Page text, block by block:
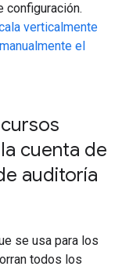
configuración.
verticalmente
el
cuenta de
auditoría
se usa para los
todos los